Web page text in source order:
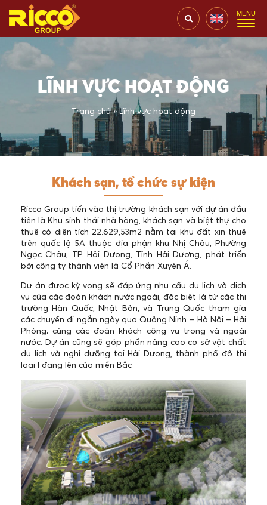
LĨNH VỰC HOẠT ĐỘNG
Trang chủ » Lĩnh vực hoạt động
Khách sạn, tổ chức sự kiện
Ricco Group tiến vào thị trường khách sạn với dự án đầu
tiên là Khu sinh thái nhà hàng, khách sạn và biệt thự cho
thuê có diện tích 22.629,53m2 nằm tại khu đất xin thuê
trên quốc lộ 5A thuộc địa phận khu Nhị Châu, Phường
Ngọc Châu, TP. Hải Dương, Tỉnh Hải Dương, phát triển
bởi công ty thành viên là Cổ Phần Xuyên Á.
Dự án được kỳ vọng sẽ đáp ứng nhu cầu du lịch và dịch
vụ của các đoàn khách nước ngoài, đặc biệt là từ các thị
trường Hàn Quốc, Nhật Bản, và Trung Quốc tham gia
các chuyến đi ngắn ngày qua Quảng Ninh – Hà Nội – Hải
Phòng; cùng các đoàn khách công vụ trong và ngoài
nước. Dự án cũng sẽ góp phần nâng cao cơ sở vật chất
du lịch và nghỉ dưỡng tại Hải Dương, thành phố đô thị
loại I đang lên của miền Bắc